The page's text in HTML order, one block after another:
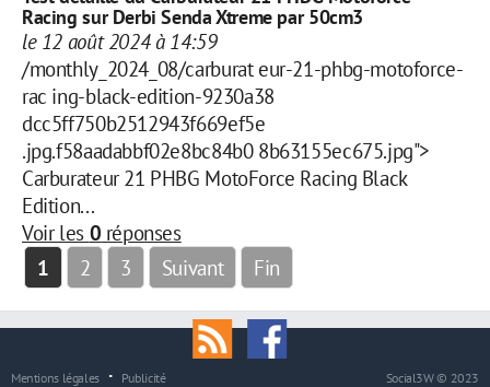
Racing sur Derbi Senda Xtreme par 50cm3
le 12 août 2024 à 14:59
/monthly_2024_08/carburat eur-21-phbg-motoforce-
rac ing-black-edition-9230a38
dcc5ff750b2512943f669ef5e
.jpg.f58aadabbf02e8bc84b0 8b63155ec675.jpg">
Carburateur 21 PHBG MotoForce Racing Black
Edition...
Voir les 0 réponses
1
2 3 Suivant Fin
Social3W © 2023
Mentions légales Publicité